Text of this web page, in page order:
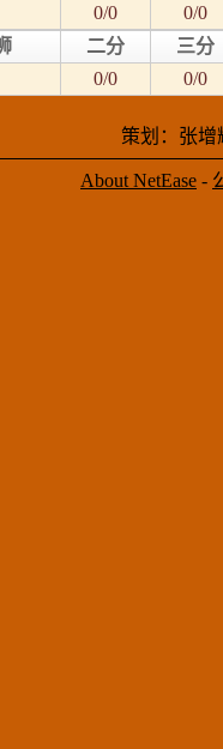
0/0 0/0
二分 三分
0/0 0/0
策划：张
About NetEase -